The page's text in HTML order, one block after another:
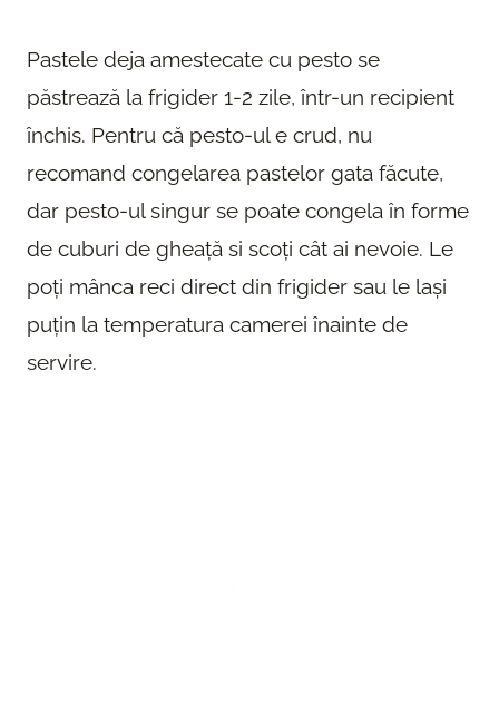
Pastele deja amestecate cu pesto se
păstrează la frigider 1-2 zile, într-un recipient
închis. Pentru că pesto-ul e crud, nu
recomand congelarea pastelor gata făcute,
dar pesto-ul singur se poate congela în forme
de cuburi de gheață si scoți cât ai nevoie. Le
poți mânca reci direct din frigider sau le lași
puțin la temperatura camerei înainte de
servire.